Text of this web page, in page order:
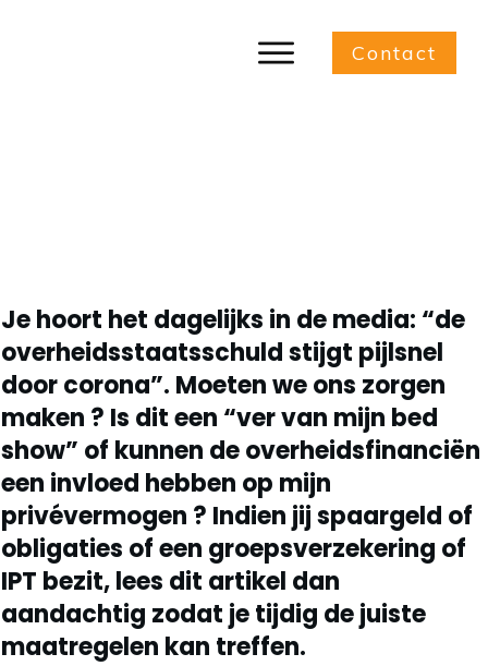
Contact
Je hoort het dagelijks in de media: “de
overheidsstaatsschuld stijgt pijlsnel
door corona”. Moeten we ons zorgen
maken ? Is dit een “ver van mijn bed
show” of kunnen de overheidsfinanciën
een invloed hebben op mijn
privévermogen ? Indien jij spaargeld of
obligaties of een groepsverzekering of
IPT bezit, lees dit artikel dan
aandachtig zodat je tijdig de juiste
maatregelen kan treffen.